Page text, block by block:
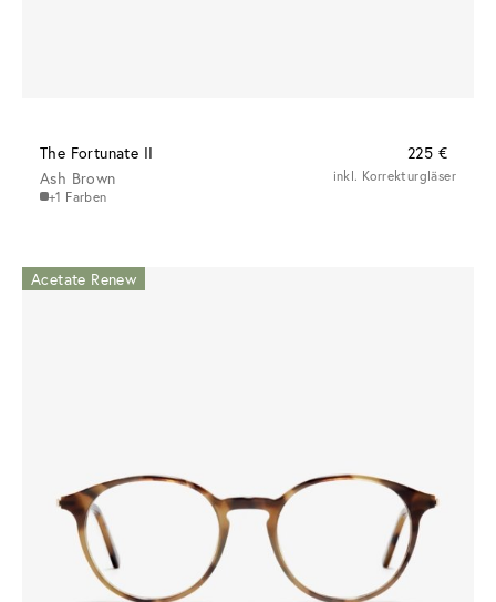
The Fortunate II
225 €
Ash Brown
+1 Farben
inkl. Korrekturgläser
Acetate Renew